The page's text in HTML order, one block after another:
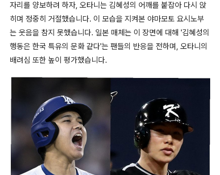
자리를 양보하려 하자, 오타니는 김혜성의 어깨를 붙잡아 다시 앉
히며 정중히 거절했습니다. 이 모습을 지켜본 야마모토 요시노부
는 웃음을 참지 못했습니다. 일본 매체는 이 장면에 대해 '김혜성의
행동은 한국 특유의 문화 같다'는 팬들의 반응을 전하며, 오타니의
배려심 또한 높이 평가했습니다.